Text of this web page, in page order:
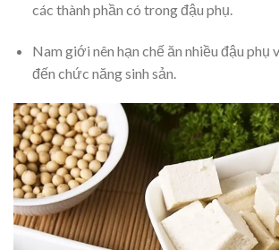
các thành phần có trong đậu phụ.
Nam giới nên hạn chế ăn nhiều đậu phụ
đến chức năng sinh sản.